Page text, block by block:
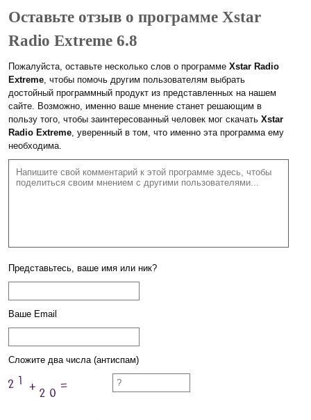
Оставьте отзыв о программе Xstar
Radio Extreme 6.8
Пожалуйста, оставьте несколько слов о программе Xstar Radio
Extreme, чтобы помочь другим пользователям выбрать
достойный программный продукт из представленных на нашем
сайте. Возможно, именно ваше мнение станет решающим в
пользу того, чтобы заинтересованный человек мог скачать Xstar
Radio Extreme, уверенный в том, что именно эта программа ему
необходима.
Представьтесь, ваше имя или ник?
Ваше Email
Сложите два числа (антиспам)